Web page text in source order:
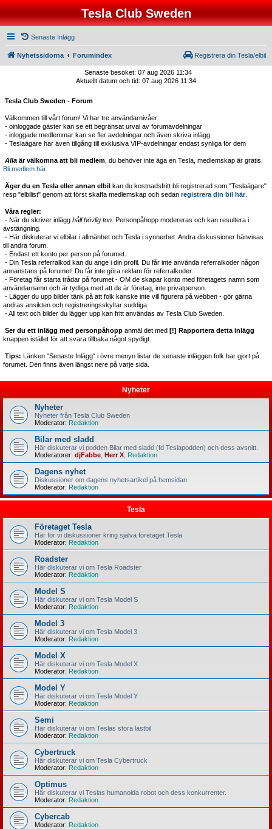
Tesla Club Sweden
Senaste Inlägg
Nyhetssidorna Forumindex Registrera din Tesla/elbil
Senaste besöket: 07 aug 2026 11:34
Aktuellt datum och tid: 07 aug 2026 11:34
Tesla Club Sweden - Forum
Välkommen till vårt forum! Vi har tre användarnivåer:
- oinloggade gäster kan se ett begränsat urval av forumavdelningar
- inloggade medlemmar kan se fler avdelningar och även skriva inlägg
- Teslaägare har även tillgång till exklusiva VIP-avdelningar endast synliga för dem
Alla är välkomna att bli medlem , du behöver inte äga en Tesla, medlemskap är gratis.
Bli medlem här
Äger du en Tesla eller annan elbil kan du kostnadsfritt bli registrerad som "Teslaägare"
resp "elbilist" genom att först skaffa medlemskap och sedan registrera din bil här.
Våra regler:
- När du skriver inlägg håll hövlig ton. Personpåhopp modereras och kan resultera i
avstängning.
- Här diskuterar vi elbilar i allmänhet och Tesla i synnerhet. Andra diskussioner hänvisas
till andra forum.
- Endast ett konto per person på forumet.
- Din Tesla referralkod kan du ange i din profil. Du får inte använda referralkoder någon
annanstans på forumet! Du får inte göra reklam för referralkoder.
- Företag får starta trådar på forumet - OM de skapar konto med företagets namn som
användarnamn och är tydliga med att de är företag, inte privatperson.
- Lägger du upp bilder tänk på att folk kanske inte vill figurera på webben - gör gärna
andras ansikten och registreringsskyltar suddiga.
- All text och bilder du lägger upp kan fritt användas av Tesla Club Sweden.
Ser du ett inlägg med personpåhopp anmäl det med [!] Rapportera detta inlägg
knappen istället för att svara tillbaka något spydigt.
Tips: Länken "Senaste Inlägg" i övre menyn listar de senaste inläggen folk har gjort på
forumet. Den finns även längst nere på varje sida.
Nyheter
Nyheter
Nyheter från Tesla Club Sweden
Moderator: Redaktion
Bilar med sladd
Här diskuterar vi podden Bilar med sladd (fd Teslapodden) och dess avsnitt.
Moderatorer: djFabbe Herr X Redaktion
Dagens nyhet
Diskussioner om dagens nyhetsartikel på hemsidan
Moderator: Redaktion
Tesla
Företaget Tesla
Här för vi diskussioner kring själva företaget Tesla
Moderator: Redaktion
Roadster
Här diskuterar vi om Tesla Roadster
Moderator: Redaktion
Model S
Här diskuterar vi om Tesla Model S
Moderator: Redaktion
Model 3
Här diskuterar vi om Tesla Model 3
Moderator: Redaktion
Model X
Här diskuterar vi om Tesla Model X
Moderator: Redaktion
Model Y
Här diskuterar vi om Tesla Model Y
Moderator: Redaktion
Semi
Här diskuterar vi om Teslas stora lastbil
Moderator: Redaktion
Cybertruck
Här diskuterar vi om Tesla Cybertruck
Moderator: Redaktion
Optimus
Här diskuterar vi Teslas humanoida robot och dess konkurrenter.
Moderator: Redaktion
Cybercab
Moderator: Redaktion